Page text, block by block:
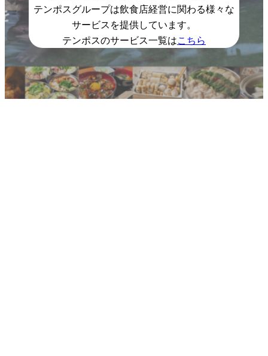
テンポスグループは飲食店経営に関わる様々な
サービスを提供しています。
テンポスのサービス一覧はこちら